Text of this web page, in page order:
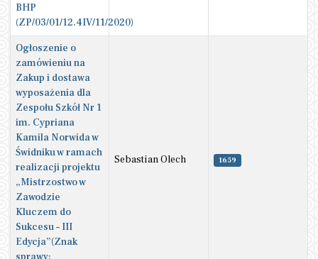
BHP
(ZP/03/01/12.4IV/11/2020)
Ogłoszenie o
zamówieniu na
Zakup i dostawa
wyposażenia dla
Zespołu Szkół Nr 1
im. Cypriana
Kamila Norwida w
Świdniku w ramach
realizacji projektu
„Mistrzostwo w
Zawodzie
Kluczem do
Sukcesu – III
Edycja”(Znak
Sebastian Olech 1659